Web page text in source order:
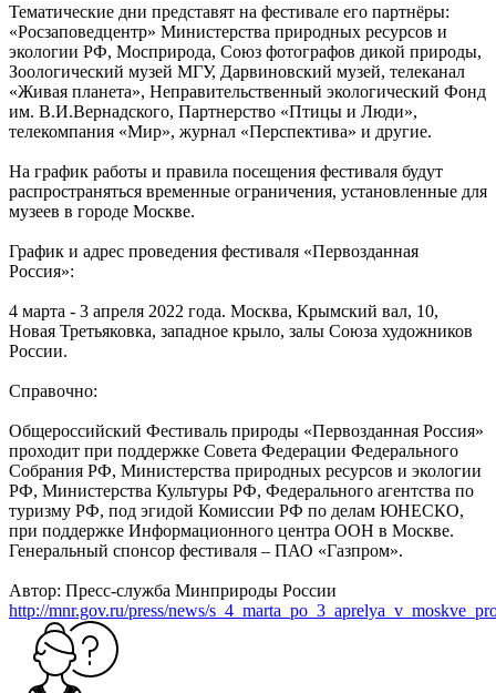
Тематические дни представят на фестивале его партнёры:
«Росзаповедцентр» Министерства природных ресурсов и
экологии РФ, Мосприрода, Союз фотографов дикой природы,
Зоологический музей МГУ, Дарвиновский музей, телеканал
«Живая планета», Неправительственный экологический Фонд
им. В.И.Вернадского, Партнерство «Птицы и Люди»,
телекомпания «Мир», журнал «Перспектива» и другие.
На график работы и правила посещения фестиваля будут
распространяться временные ограничения, установленные для
музеев в городе Москве.
График и адрес проведения фестиваля «Первозданная
Россия»:
4 марта - 3 апреля 2022 года. Москва, Крымский вал, 10,
Новая Третьяковка, западное крыло, залы Союза художников
России.
Справочно:
Общероссийский Фестиваль природы «Первозданная Россия»
проходит при поддержке Совета Федерации Федерального
Собрания РФ, Министерства природных ресурсов и экологии
РФ, Министерства Культуры РФ, Федерального агентства по
туризму РФ, под эгидой Комиссии РФ по делам ЮНЕСКО,
при поддержке Информационного центра ООН в Москве.
Генеральный спонсор фестиваля – ПАО «Газпром».
Автор: Пресс-служба Минприроды России
http://mnr.gov.ru/press/news/